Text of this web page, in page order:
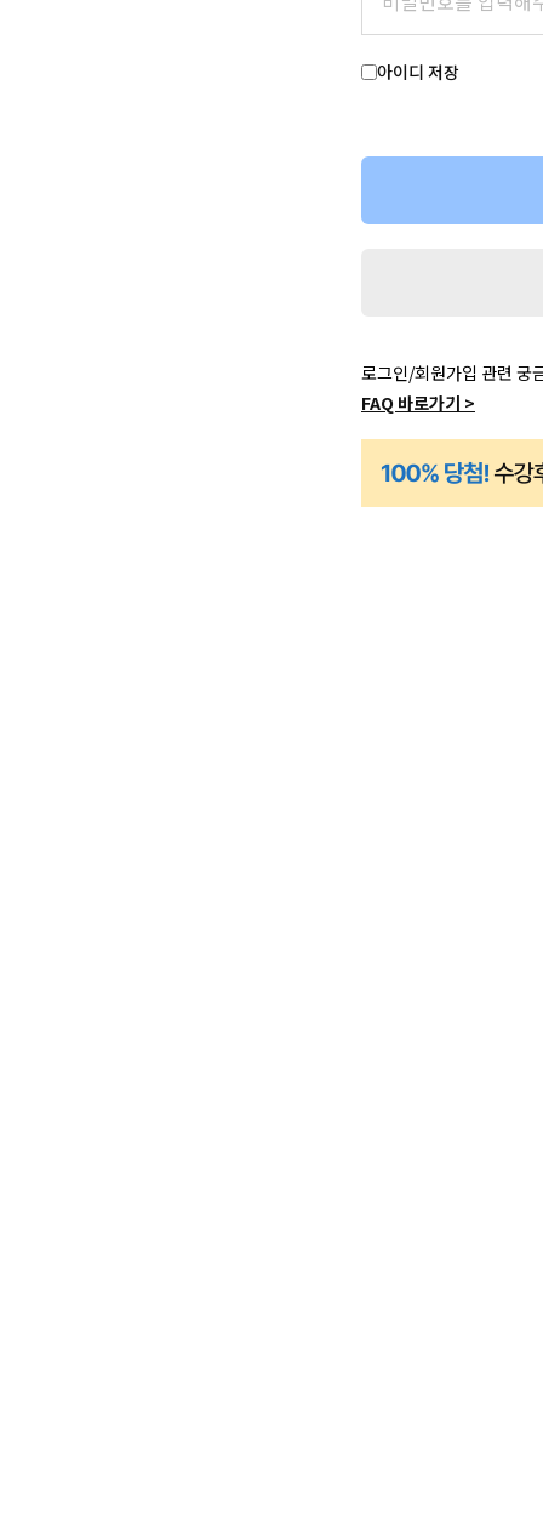
아이디 저장
로그인/회원가입 관련 궁
FAQ 바로가기 >